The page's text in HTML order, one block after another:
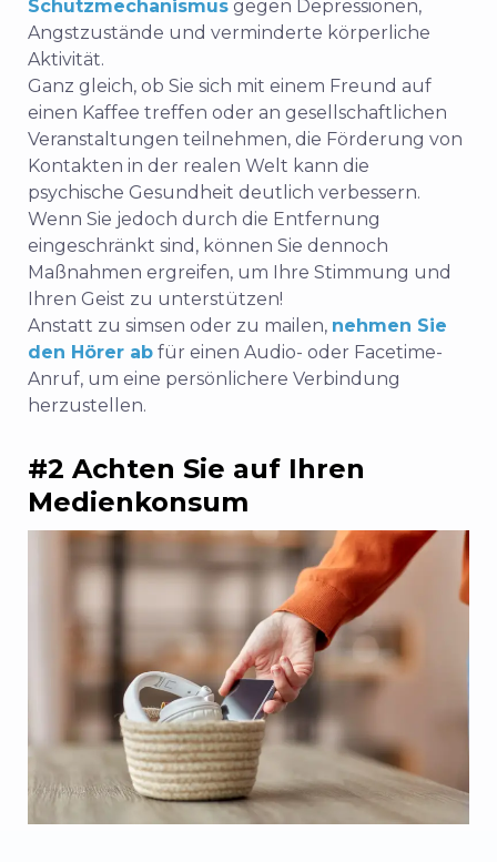
Schutzmechanismus gegen Depressionen,
Angstzustände und verminderte körperliche
Aktivität.
Ganz gleich, ob Sie sich mit einem Freund auf
einen Kaffee treffen oder an gesellschaftlichen
Veranstaltungen teilnehmen, die Förderung von
Kontakten in der realen Welt kann die
psychische Gesundheit deutlich verbessern.
Wenn Sie jedoch durch die Entfernung
eingeschränkt sind, können Sie dennoch
Maßnahmen ergreifen, um Ihre Stimmung und
Ihren Geist zu unterstützen!
Anstatt zu simsen oder zu mailen, nehmen Sie
den Hörer ab für einen Audio- oder Facetime-
Anruf, um eine persönlichere Verbindung
herzustellen.
#2 Achten Sie auf Ihren
Medienkonsum